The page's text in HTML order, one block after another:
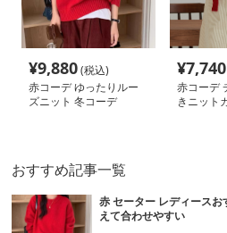
¥9,880(税込)
赤コーデ ゆったりルー
ズニット 冬コーデ
¥7,740
赤コーデ
きニット
おすすめ記事一覧
赤 セーター レディース
えて合わせやすい